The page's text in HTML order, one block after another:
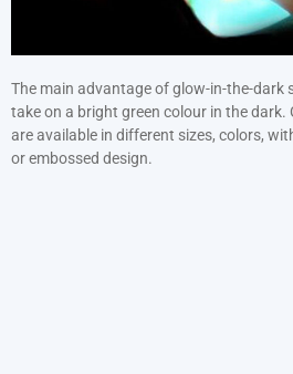
Široký náramek (25 mm)
Segmentované náramky
The main advantage of glow-in-the-dark
take on a bright green colour in the dark.
are available in different sizes, colors,
or embossed design.